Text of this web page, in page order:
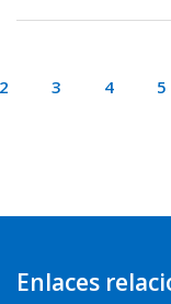
3 4 5
Enlaces